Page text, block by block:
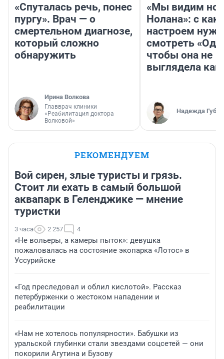
«Спуталась речь, понес
пургу». Врач — о
смертельном диагнозе,
который сложно
обнаружить
Ирина Волкова
Главврач клиники
«Реабилитация доктора
Волковой»
«Мы видим
Нолана»: с
настроем
смотреть
чтобы она не
выглядела как
Надежда
РЕКОМЕНДУЕМ
Вой сирен, злые туристы и грязь.
Стоит ли ехать в самый большой
аквапарк в Геленджике — мнение
туристки
3 часа 2 257 4
«Не вольеры, а камеры пыток»: девушка
пожаловалась на состояние экопарка «Лотос» в
Уссурийске
«Год преследовал и облил кислотой». Рассказ
петербурженки о жестоком нападении и
реабилитации
«Нам не хотелось популярности». Бабушки из
уральской глубинки стали звездами соцсетей — они
покорили Агутина и Бузову